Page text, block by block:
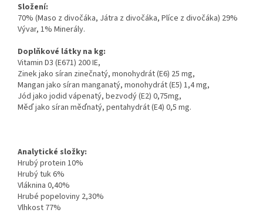
Složení:
70% (Maso z divočáka, Játra z divočáka, Plíce z divočáka) 29%
Vývar, 1% Minerály.
Doplňkové látky na kg:
Vitamin D3 (E671) 200 IE,
Zinek jako síran zinečnatý, monohydrát (E6) 25 mg,
Mangan jako síran manganatý, monohydrát (E5) 1,4 mg,
Jód jako jodid vápenatý, bezvodý (E2) 0,75mg,
Měď jako síran měďnatý, pentahydrát (E4) 0,5 mg.
Analytické složky:
Hrubý protein 10%
Hrubý tuk 6%
Vláknina 0,40%
Hrubé popeloviny 2,30%
Vlhkost 77%